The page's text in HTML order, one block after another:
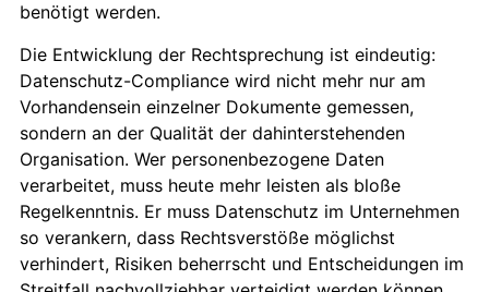
benötigt werden.
Die Entwicklung der Rechtsprechung ist eindeutig:
Datenschutz-Compliance wird nicht mehr nur am
Vorhandensein einzelner Dokumente gemessen,
sondern an der Qualität der dahinterstehenden
Organisation. Wer personenbezogene Daten
verarbeitet, muss heute mehr leisten als bloße
Regelkenntnis. Er muss Datenschutz im Unternehmen
so verankern, dass Rechtsverstöße möglichst
verhindert, Risiken beherrscht und Entscheidungen im